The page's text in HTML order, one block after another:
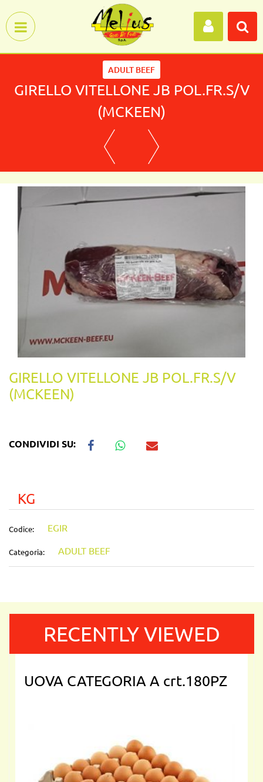
ADULT BEEF
GIRELLO VITELLONE JB POL.FR.S/V
(MCKEEN)
GIRELLO VITELLONE JB POL.FR.S/V
(MCKEEN)
CONDIVIDI SU:
KG
Codice: EGIR
Categoria: ADULT BEEF
RECENTLY VIEWED
UOVA CATEGORIA A crt.180PZ